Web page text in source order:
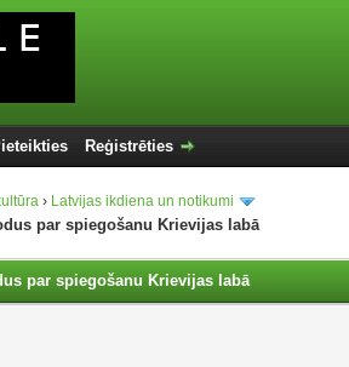
Reģistrēties
› Latvijas ikdiena un notikumi
par spiegošanu Krievijas labā
par spiegošanu Krievijas labā